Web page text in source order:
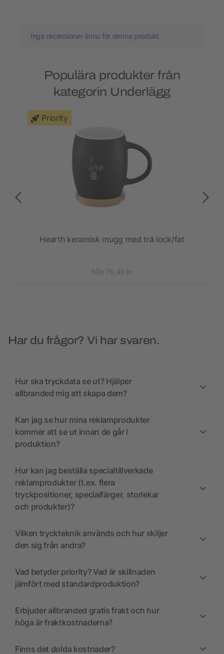
Inga recensioner ännu för denna produkt.
Populära produkter från
kategorin Underlägg
Priority
Hearth keramisk mugg med trä lock/fat
från 76,49 kr
Har du frågor? Vi har svaren.
Hur ska tryckdata se ut? Hjälper
allbranded mig att skapa dem?
Kan jag se hur mina reklamprodukter
kommer att se ut innan de går i
produktion?
Hur kan jag beställa specialtillverkade
reklamprodukter (t.ex. flera
tryckpositioner, specialfärger, storlekar
och produkter)?
Vilken tryckteknik används och hur skiljer
den sig från andra?
Vad betyder priority? Vad är skillnaden
jämfört med standardproduktion?
Erbjuder allbranded gratis frakt och hur
höga är fraktkostnaderna?
Finns det dolda kostnader?